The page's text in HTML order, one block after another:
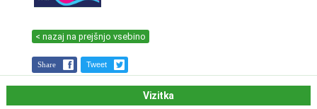
< nazaj na prejšnjo vsebino
Share Tweet
Vizitka